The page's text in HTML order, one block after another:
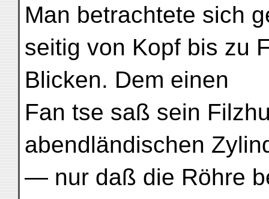
Man betrachtete sich
seitig von Kopf bis zu
Blicken. Dem einen
Fan tse saß sein
abendländischen
— nur daß die Röhre